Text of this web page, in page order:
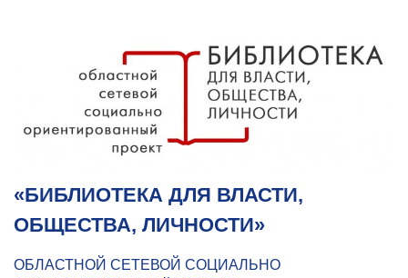
«БИБЛИОТЕКА ДЛЯ ВЛАСТИ,
ОБЩЕСТВА, ЛИЧНОСТИ»
ОБЛАСТНОЙ СЕТЕВОЙ СОЦИАЛЬНО